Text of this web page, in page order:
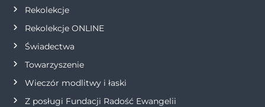
s
u
Rekolekcje
Rekolekcje ONLINE
Świadectwa
Towarzyszenie
Wieczór modlitwy i łaski
Z posługi Fundacji Radość Ewangelii